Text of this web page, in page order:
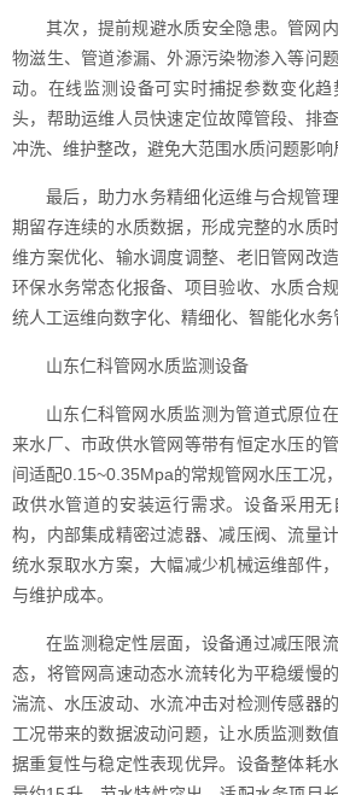
其次，提前规避水质安全隐患。管网
物滋生、管道渗漏、外源污染物渗入等问
动。在线监测设备可实时捕捉参数变化
头，帮助运维人员快速定位故障管段、排
冲洗、维护整改，避免大范围水质问题影响
最后，助力水务精细化运维与合规管
期留存连续的水质数据，形成完整的水质
维方案优化、输水调度调整、老旧管网改
环保水务常态化报备、项目验收、水质合
统人工运维向数字化、精细化、智能化水务
山东仁科管网水质监测设备
山东仁科管网水质监测为管道式原位
来水厂、市政供水管网等带有恒定水压的
间适配0.15~0.35Mpa的常规管网水压工况
政供水管道的安装运行需求。设备采用
构，内部集成精密过滤器、减压阀、流量
统水泵取水方案，大幅减少机械运维部件
与维护成本。
在监测稳定性层面，设备通过减压限
态，将管网高速动态水流转化为平稳缓慢
湍流、水压波动、水流冲击对检测传感器
工况带来的数据波动问题，让水质监测数
据重复性与稳定性表现优异。设备整体耗